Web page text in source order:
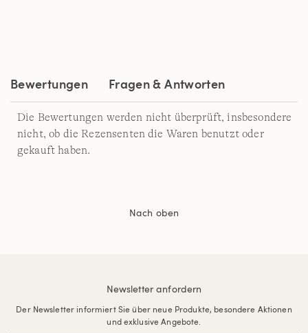
Bewertungen Fragen & Antworten
Die Bewertungen werden nicht überprüft, insbesondere
nicht, ob die Rezensenten die Waren benutzt oder
gekauft haben.
Nach oben
Newsletter anfordern
Der Newsletter informiert Sie über neue Produkte, besondere Aktionen
und exklusive Angebote.